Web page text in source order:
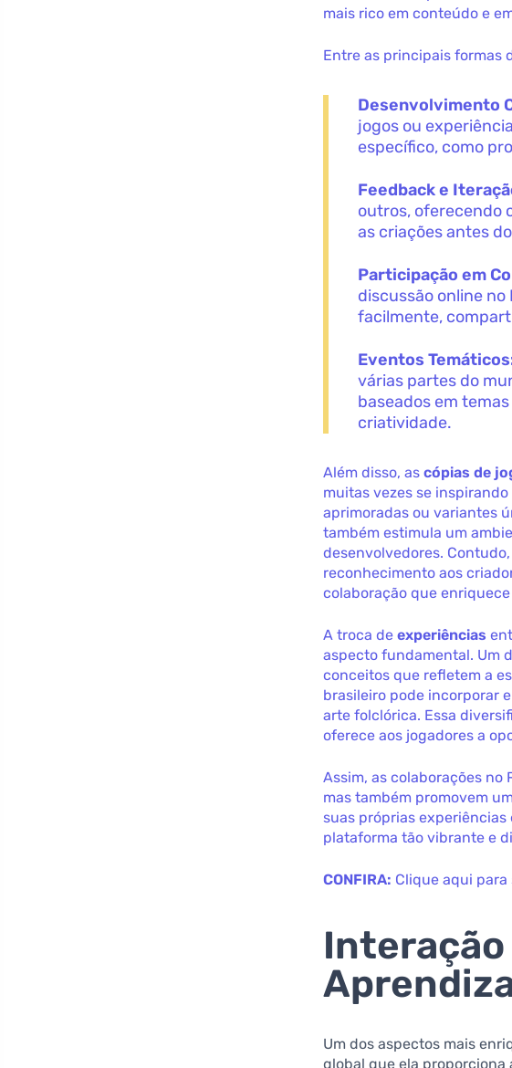
mais rico em conteúdo e
Entre as principais formas
Desenvolvimento
jogos ou
específico, como
Feedback e
outros, oferecendo
as criações antes
Participação em
discussão online
facilmente,
Eventos
várias partes do
baseados em
criatividade.
Além disso, ascópias de
muitas vezes se
aprimoradas ou variantes
também estimula um
desenvolvedores.
reconhecimento aos
colaboração que
A troca deexperiências
aspecto fundamental. Um
conceitos que refletem a
brasileiro pode incorporar
arte folclórica. Essa
oferece aos jogadores a
Assim, as colaborações no
mas também promovem
suas próprias experiências
plataforma tão vibrante e
CONFIRA: Clique aqui para
Interação
Um dos aspectos mais
global que ela proporciona